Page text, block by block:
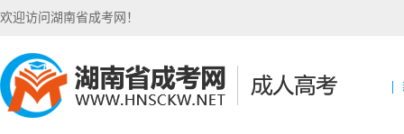
欢迎访问湖南省成考网！